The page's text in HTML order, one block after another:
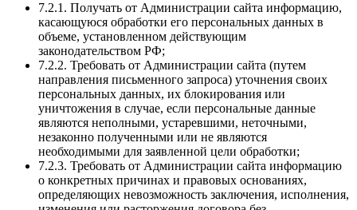
7.2.1. Получать от Администрации сайта информацию,
касающуюся обработки его персональных данных в
объеме, установленном действующим
законодательством РФ;
7.2.2. Требовать от Администрации сайта (путем
направления письменного запроса) уточнения своих
персональных данных, их блокирования или
уничтожения в случае, если персональные данные
являются неполными, устаревшими, неточными,
незаконно полученными или не являются
необходимыми для заявленной цели обработки;
7.2.3. Требовать от Администрации сайта информацию
о конкретных причинах и правовых основаниях,
определяющих невозможность заключения, исполнения,